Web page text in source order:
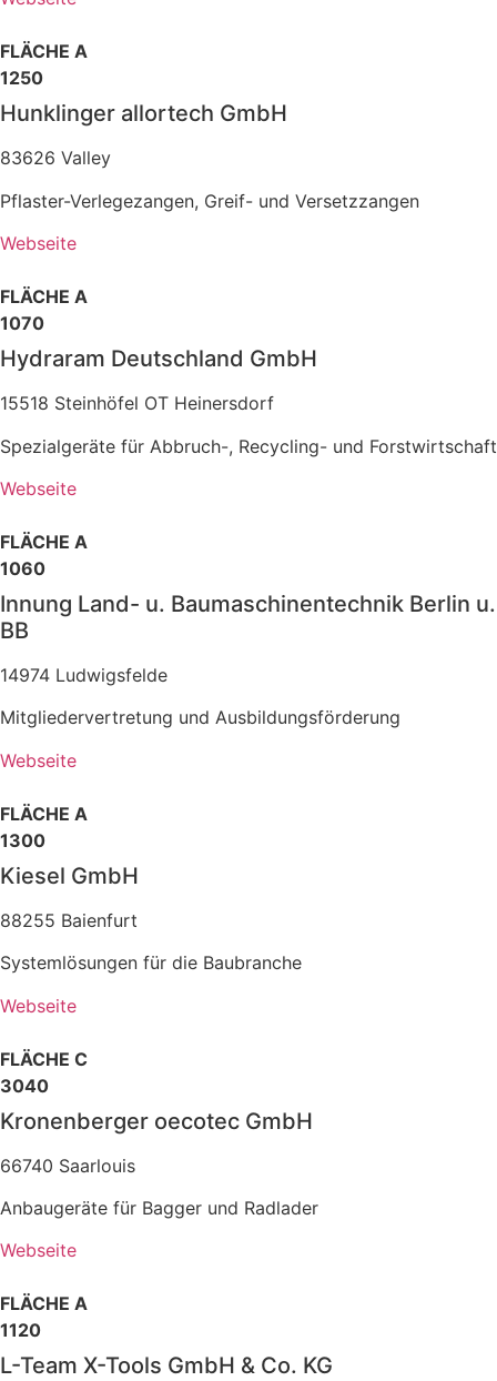
FLÄCHE A
1250
Hunklinger allortech GmbH
83626 Valley
Pflaster-Verlegezangen, Greif- und Versetzzangen
Webseite
FLÄCHE A
1070
Hydraram Deutschland GmbH
15518 Steinhöfel OT Heinersdorf
Spezialgeräte für Abbruch-, Recycling- und Forstwirtschaft
Webseite
FLÄCHE A
1060
Innung Land- u. Baumaschinentechnik Berlin u.
BB
14974 Ludwigsfelde
Mitgliedervertretung und Ausbildungsförderung
Webseite
FLÄCHE A
1300
Kiesel GmbH
88255 Baienfurt
Systemlösungen für die Baubranche
Webseite
FLÄCHE C
3040
Kronenberger oecotec GmbH
66740 Saarlouis
Anbaugeräte für Bagger und Radlader
Webseite
FLÄCHE A
1120
L-Team X-Tools GmbH & Co. KG